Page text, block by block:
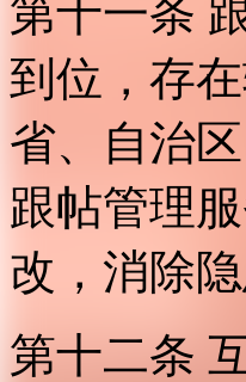
第十一条
到位，存
省、自治
跟帖管理
改，消除隐
第十二条